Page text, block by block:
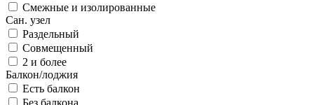
Смежные и изолированные
Сан. узел
Раздельный
Совмещенный
2 и более
Балкон/лоджия
Есть балкон
Без балкона